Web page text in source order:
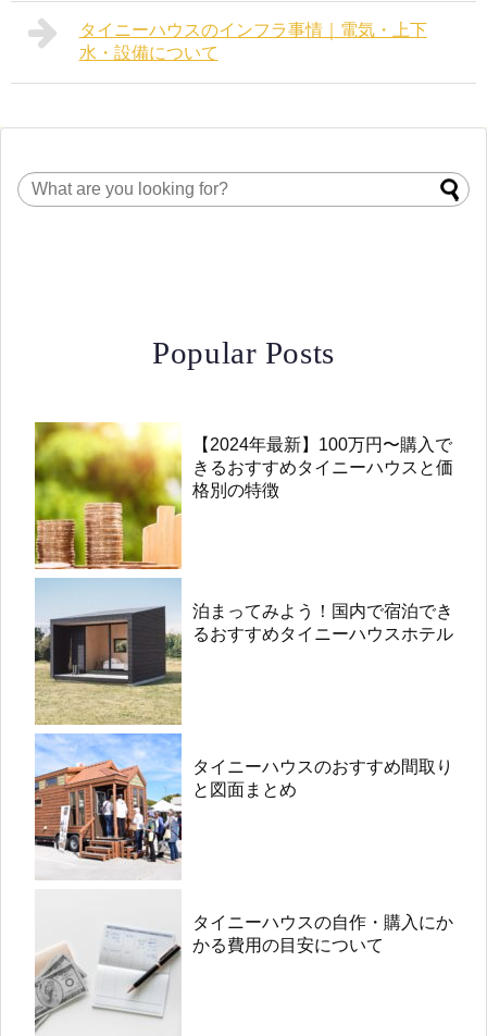
タイニーハウスのインフラ事情｜電気・上下
水・設備について
Popular Posts
【2024年最新】100万円〜購入で
きるおすすめタイニーハウスと価
格別の特徴
泊まってみよう！国内で宿泊でき
るおすすめタイニーハウスホテル
タイニーハウスのおすすめ間取り
と図面まとめ
タイニーハウスの自作・購入にか
かる費用の目安について